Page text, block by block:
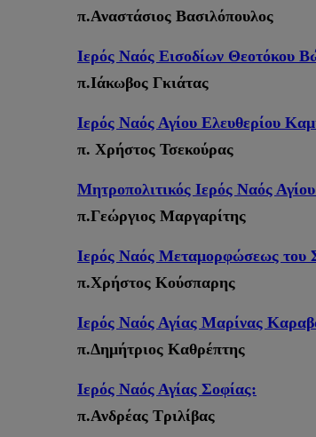
π.Αναστάσιος Βασιλόπουλος
Ιερός Ναός Εισοδίων Θεοτόκου
π.Ιάκωβος Γκιάτας
Ιερός Ναός Αγίου Ελευθερίου
π. Χρήστος Τσεκούρας
Μητροπολιτικός Ιερός Ναός
π.Γεώργιος Μαργαρίτης
Ιερός Ναός Μεταμορφώσεως του
π.Χρήστος Κούσπαρης
Ιερός Ναός Αγίας Μαρίνας
π.Δημήτριος Καθρέπτης
Ιερός Ναός Αγίας Σοφίας:
π.Ανδρέας Τριλίβας